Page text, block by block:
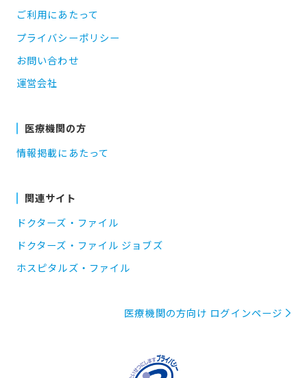
ご利用にあたって
プライバシーポリシー
お問い合わせ
運営会社
医療機関の方
情報掲載にあたって
関連サイト
ドクターズ・ファイル
ドクターズ・ファイル ジョブズ
ホスピタルズ・ファイル
医療機関の方向け ログインページ